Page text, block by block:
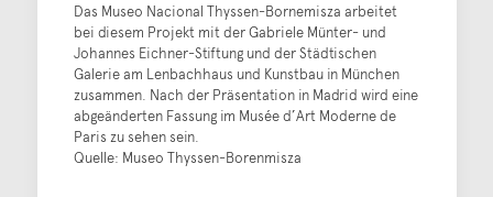
Das Museo Nacional Thyssen-Bornemisza arbeitet
bei diesem Projekt mit der Gabriele Münter- und
Johannes Eichner-Stiftung und der Städtischen
Galerie am Lenbachhaus und Kunstbau in München
zusammen. Nach der Präsentation in Madrid wird eine
abgeänderten Fassung im Musée d’Art Moderne de
Paris zu sehen sein.
Quelle: Museo Thyssen-Borenmisza